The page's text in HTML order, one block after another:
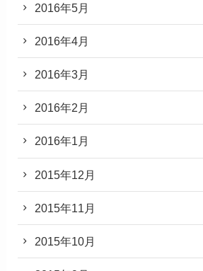
2016年5月
2016年4月
2016年3月
2016年2月
2016年1月
2015年12月
2015年11月
2015年10月